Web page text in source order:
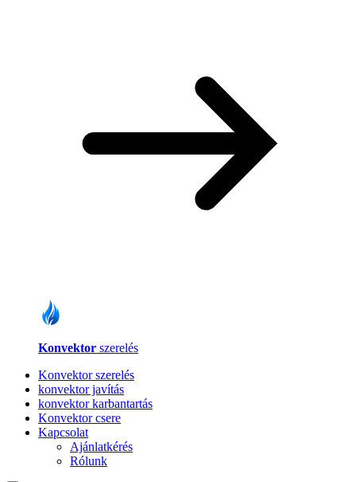
Konvektor szerelés
Konvektor szerelés
konvektor javítás
konvektor karbantartás
Konvektor csere
Kapcsolat
Ajánlatkérés
Rólunk